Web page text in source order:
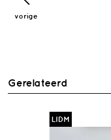
vorige
Gerelateerd
LIDM